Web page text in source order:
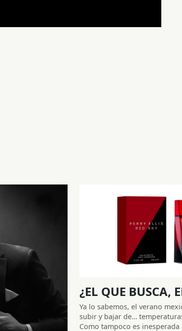
¿EL QUE BUSCA,
Ya lo sabemos, el verano
subir y bajar de…
Como tampoco es inesperada